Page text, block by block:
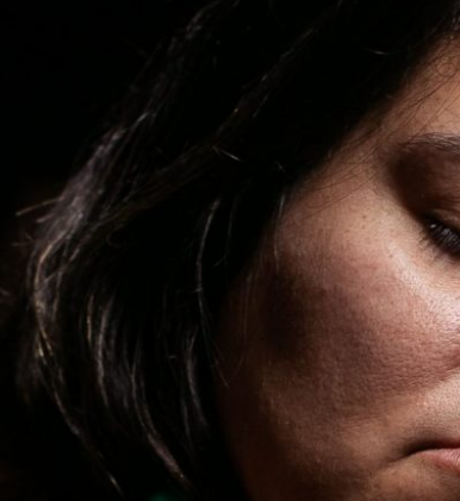
TÁ SENTINDO QUE TÁ NA M****?